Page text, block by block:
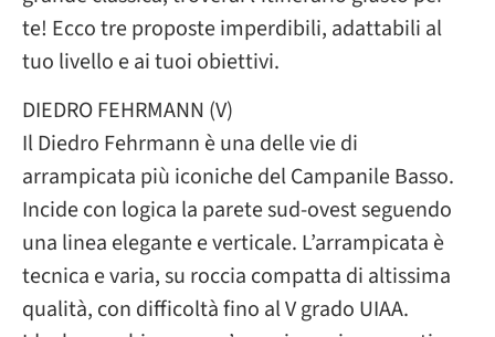
te! Ecco tre proposte imperdibili, adattabili al
tuo livello e ai tuoi obiettivi.
DIEDRO FEHRMANN (V)
Il Diedro Fehrmann è una delle vie di
arrampicata più iconiche del Campanile Basso.
Incide con logica la parete sud-ovest seguendo
una linea elegante e verticale. L’arrampicata è
tecnica e varia, su roccia compatta di altissima
qualità, con difficoltà fino al V grado UIAA.